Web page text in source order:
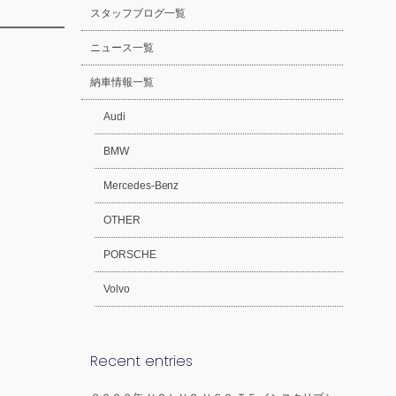
スタッフブログ一覧
ニュース一覧
納車情報一覧
Audi
BMW
Mercedes-Benz
OTHER
PORSCHE
Volvo
Recent entries